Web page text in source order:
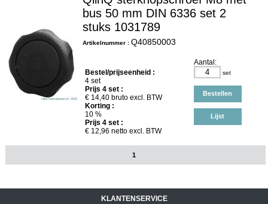
bus 50 mm DIN 6336 set 2
stuks 1031789
Artikelnummer : Q40850003
Bestel/prijseenheid :
4 set
Prijs 4set :
€ 14,40bruto excl. BTW
Korting :
10 %
Prijs 4set :
€ 12,96 netto excl. BTW
Aantal:
set
Bestellen
Lijst
1
KLANTENSERVICE